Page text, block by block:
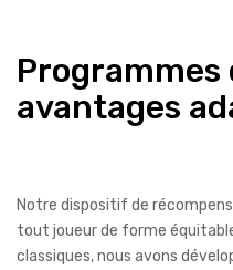
avantages
Notre dispositif de
tout joueur de forme
classiques, nous avons